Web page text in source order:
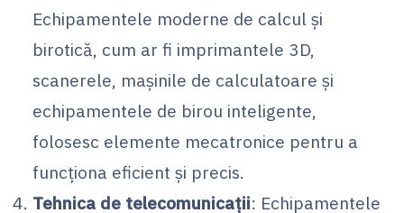
Echipamentele moderne de calcul și
birotică, cum ar fi imprimantele 3D,
scanerele, mașinile de calculatoare și
echipamentele de birou inteligente,
folosesc elemente mecatronice pentru a
funcționa eficient și precis.
Tehnica de telecomunicații: Echipamentele